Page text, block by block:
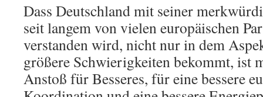
Dass Deutschland mit seiner
seit langem von vielen europäischen
verstanden wird, nicht nur in dem
größere Schwierigkeiten bekommt, ist
Anstoß für Besseres, für eine bessere